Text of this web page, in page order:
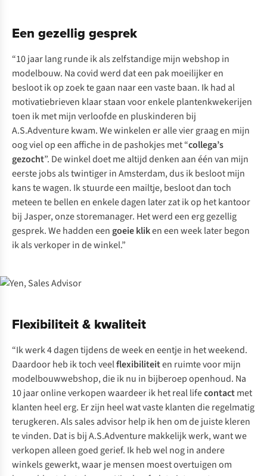
Een gezellig gesprek
“10 jaar lang runde ik als zelfstandige mijn webshop in
modelbouw. Na covid werd dat een pak moeilijker en
besloot ik op zoek te gaan naar een vaste baan. Ik had al
motivatiebrieven klaar staan voor enkele plantenkwekerijen
toen ik met mijn verloofde en pluskinderen bij
A.S.Adventure kwam. We winkelen er alle vier graag en mijn
oog viel op een affiche in de pashokjes met “collega’s
gezocht”. De winkel doet me altijd denken aan één van mijn
eerste jobs als twintiger in Amsterdam, dus ik besloot mijn
kans te wagen. Ik stuurde een mailtje, besloot dan toch
meteen te bellen en enkele dagen later zat ik op het kantoor
bij Jasper, onze storemanager. Het werd een erg gezellig
gesprek. We hadden een goeie kliken een week later begon
ik als verkoper in de winkel.”
Flexibiliteit & kwaliteit
“Ik werk 4 dagen tijdens de week en eentje in het weekend.
Daardoor heb ik toch veelflexibiliteiten ruimte voor mijn
modelbouwwebshop, die ik nu in bijberoep openhoud. Na
10 jaar online verkopen waardeer ik hetreal lifecontactmet
klanten heel erg. Er zijn heel wat vaste klanten die regelmatig
terugkeren. Als sales advisor help ik hen om de juiste kleren
te vinden. Dat is bij A.S.Adventure makkelijk werk, want we
verkopen alleen goed gerief. Ik heb wel nog in andere
winkels gewerkt, waar je mensen moest overtuigen om